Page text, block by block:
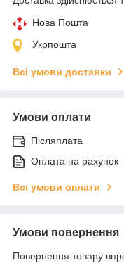
Нова Пошта
Укрпошта
Всі умови доставки
Умови оплати
Післяплата
Оплата на рахунок
Всі умови оплати
Умови повернення
Повернення товару